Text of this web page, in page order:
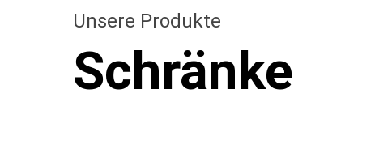
Unsere Produkte
Schränke